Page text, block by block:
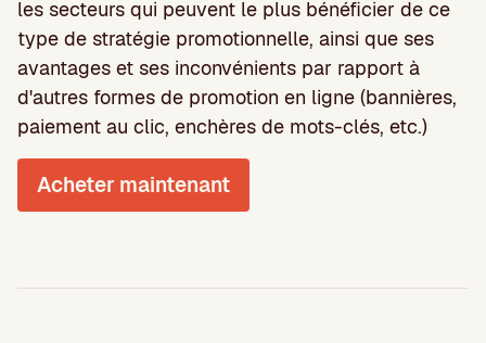
les secteurs qui peuvent le plus bénéficier de ce
type de stratégie promotionnelle, ainsi que ses
avantages et ses inconvénients par rapport à
d'autres formes de promotion en ligne (bannières,
paiement au clic, enchères de mots-clés, etc.)
Acheter maintenant